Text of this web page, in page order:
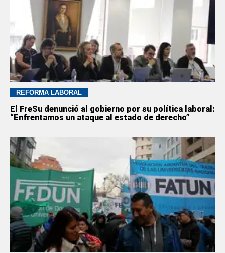
REFORMA LABORAL
El FreSu denunció al gobierno por su política laboral:
“Enfrentamos un ataque al estado de derecho”